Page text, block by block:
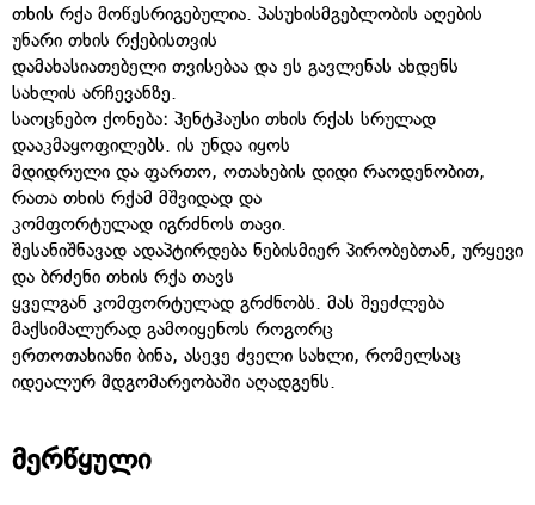
თხის რქა მოწესრიგებულია. პასუხისმგებლობის აღების
უნარი თხის რქებისთვის
დამახასიათებელი თვისებაა და ეს გავლენას ახდენს
სახლის არჩევანზე.
საოცნებო ქონება: პენტჰაუსი თხის რქას სრულად
დააკმაყოფილებს. ის უნდა იყოს
მდიდრული და ფართო, ოთახების დიდი რაოდენობით,
რათა თხის რქამ მშვიდად და
კომფორტულად იგრძნოს თავი.
შესანიშნავად ადაპტირდება ნებისმიერ პირობებთან, ურყევი
და ბრძენი თხის რქა თავს
ყველგან კომფორტულად გრძნობს. მას შეეძლება
მაქსიმალურად გამოიყენოს როგორც
ერთოთახიანი ბინა, ასევე ძველი სახლი, რომელსაც
იდეალურ მდგომარეობაში აღადგენს.
მერწყული